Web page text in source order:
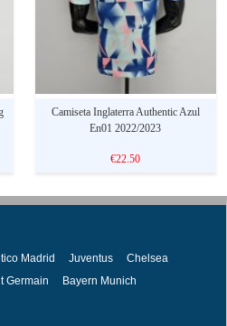
Camiseta Inglaterra Authentic Azul
En01 2022/2023
€22.50
Madrid Juventus
Chelsea
Germain Bayern Munich